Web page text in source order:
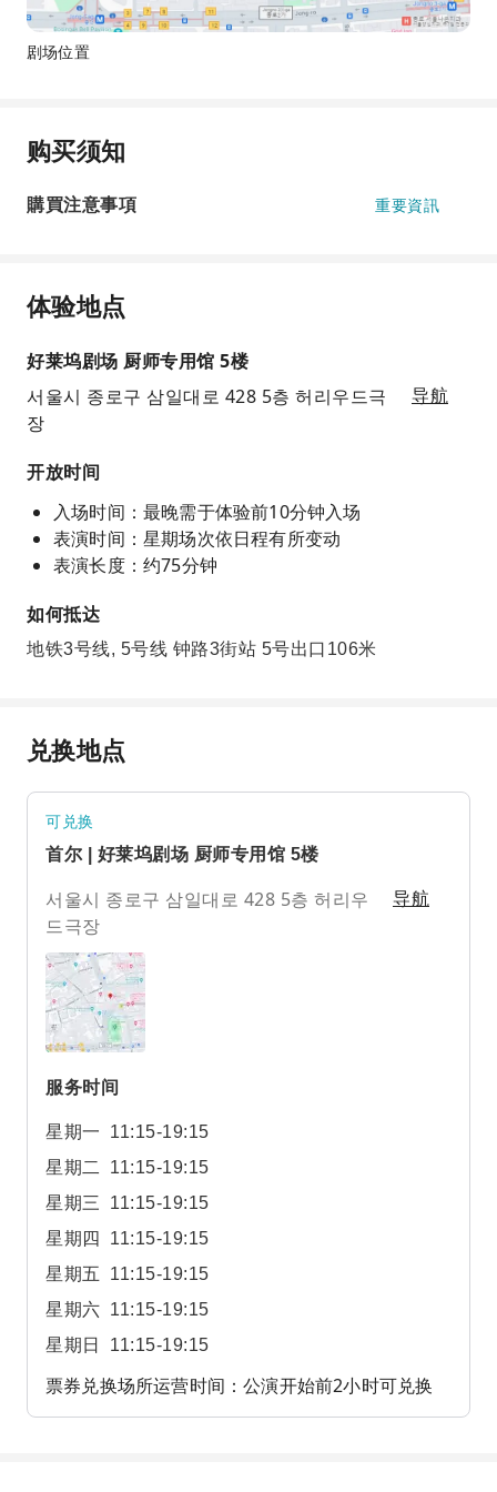
剧场位置
购买须知
購買注意事項 重要資訊
体验地点
好莱坞剧场 厨师专用馆 5楼
서울시 종로구 삼일대로 428 5층 허리우드극
장
导航
开放时间
入场时间：最晚需于体验前10分钟入场
表演时间：星期场次依日程有所变动
表演长度：约75分钟
如何抵达
地铁3号线, 5号线 钟路3街站 5号出口106米
兑换地点
可兑换
首尔 | 好莱坞剧场 厨师专用馆 5楼
서울시 종로구 삼일대로 428 5층 허리우
드극장
导航
服务时间
星期一
11:15-19:15
星期二
11:15-19:15
星期三
11:15-19:15
星期四
11:15-19:15
星期五
11:15-19:15
星期六 11:15-19:15
星期日
11:15-19:15
票券兑换场所运营时间：公演开始前2小时可兑换